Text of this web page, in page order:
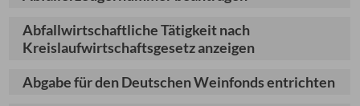
Abfallwirtschaftliche Tätigkeit nach
Kreislaufwirtschaftsgesetz anzeigen
Abgabe für den Deutschen Weinfonds entrichten